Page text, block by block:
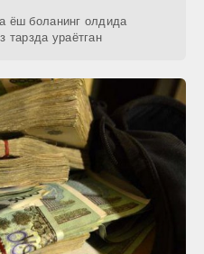
ёш боланинг олдида
тарзда ураётган